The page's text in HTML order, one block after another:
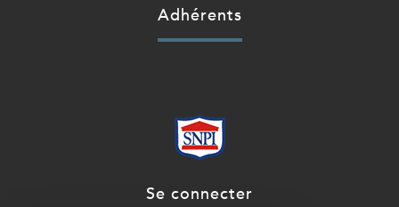
adhérents
se connecter